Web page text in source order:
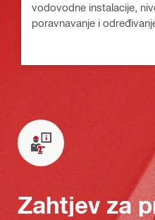
vodovodne instalacije,
poravnavanje i
Zahtjev za